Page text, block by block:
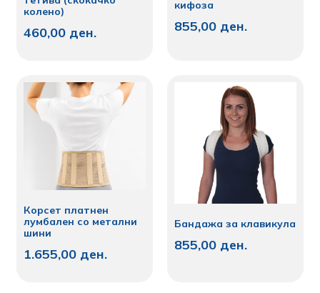
колено)
460,00 ден.
кифоза
855,00 ден.
Корсет платнен
лумбален со метални
шини
1.655,00 ден.
Бандажа за клавикула
855,00 ден.